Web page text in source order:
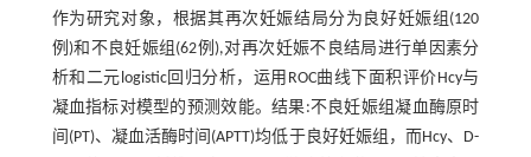
作为研究对象，根据其再次妊娠结局分为良好妊娠组(120
例)和不良妊娠组(62例),对再次妊娠不良结局进行单因素分
析和二元logistic回归分析，运用ROC曲线下面积评价Hcy与
凝血指标对模型的预测效能。结果:不良妊娠组凝血酶原时
间(PT)、凝血活酶时间(APTT)均低于良好妊娠组，而Hcy、D-